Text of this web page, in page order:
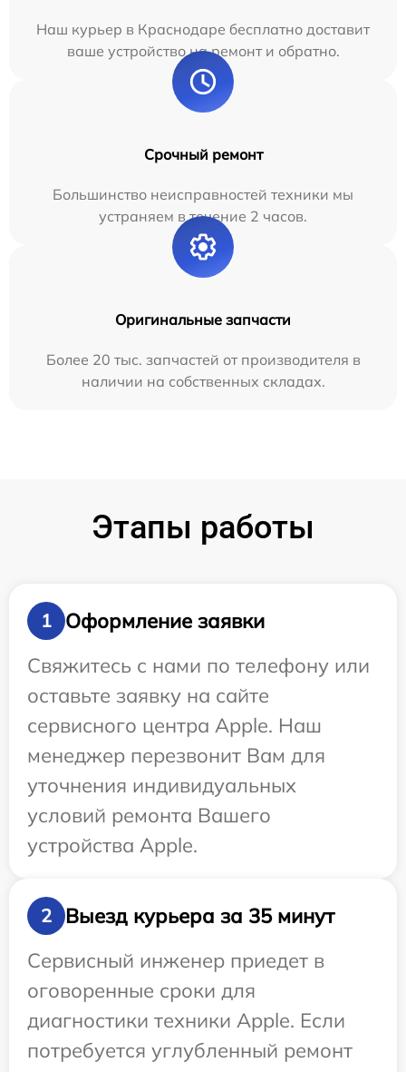
Наш курьер в Краснодаре бесплатно доставит
ваше устройство на ремонт и обратно.
Срочный ремонт
Большинство неисправностей техники мы
устраняем в течение 2 часов.
Оригинальные запчасти
Более 20 тыс. запчастей от производителя в
наличии на собственных складах.
Этапы работы
1
Оформление заявки
Свяжитесь с нами по телефону или
оставьте заявку на сайте
сервисного центра Apple. Наш
менеджер перезвонит Вам для
уточнения индивидуальных
условий ремонта Вашего
устройства Apple.
2
Выезд курьера за 35 минут
Сервисный инженер приедет в
оговоренные сроки для
диагностики техники Apple. Если
потребуется углубленный ремонт